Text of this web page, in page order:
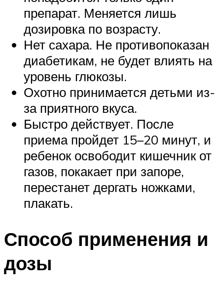
препарат. Меняется лишь
дозировка по возрасту.
Нет сахара. Не противопоказан
диабетикам, не будет влиять на
уровень глюкозы.
Охотно принимается детьми из-
за приятного вкуса.
Быстро действует. После
приема пройдет 15–20 минут, и
ребенок освободит кишечник от
газов, покакает при запоре,
перестанет дергать ножками,
плакать.
Способ применения и
дозы